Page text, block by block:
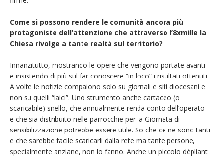
Come si possono rendere le comunità ancora più
protagoniste dell’attenzione che attraverso l’8xmille la
Chiesa rivolge a tante realtà sul territorio?
Innanzitutto, mostrando le opere che vengono portate avanti
e insistendo di più sul far conoscere “in loco” i risultati ottenuti.
A volte le notizie compaiono solo su giornali e siti diocesani e
non su quelli “laici”. Uno strumento anche cartaceo (o
scaricabile) snello, che annualmente renda conto dell’operato
e che sia distribuito nelle parrocchie per la Giornata di
sensibilizzazione potrebbe essere utile. So che ce ne sono tanti
e che sarebbe facile scaricarli dalla rete ma tante persone,
specialmente anziane, non lo fanno. Anche un piccolo dépliant